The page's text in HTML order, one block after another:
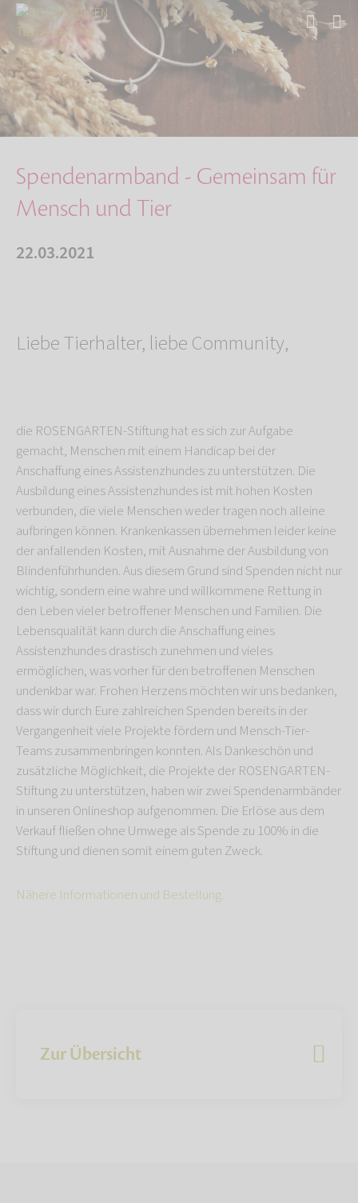
Start Über uns
Aktuelles
Spendenarmband - Gemeinsam für Mensch und Tie…
Spendenarmband - Gemeinsam für
Mensch und Tier
22.03.2021
Liebe Tierhalter, liebe Community,
die ROSENGARTEN-Stiftung hat es sich zur Aufgabe
gemacht, Menschen mit einem Handicap bei der
Anschaffung eines Assistenzhundes zu unterstützen. Die
Ausbildung eines Assistenzhundes ist mit hohen Kosten
verbunden, die viele Menschen weder tragen noch alleine
aufbringen können. Krankenkassen übernehmen leider keine
der anfallenden Kosten, mit Ausnahme der Ausbildung von
Blindenführhunden. Aus diesem Grund sind Spenden nicht nur
wichtig, sondern eine wahre und willkommene Rettung in
den Leben vieler betroffener Menschen und Familien. Die
Lebensqualität kann durch die Anschaffung eines
Assistenzhundes drastisch zunehmen und vieles
ermöglichen, was vorher für den betroffenen Menschen
undenkbar war. Frohen Herzens möchten wir uns bedanken,
dass wir durch Eure zahlreichen Spenden bereits in der
Vergangenheit viele Projekte fördern und Mensch-Tier-
Teams zusammenbringen konnten. Als Dankeschön und
zusätzliche Möglichkeit, die Projekte der ROSENGARTEN-
Stiftung zu unterstützen, haben wir zwei Spendenarmbänder
in unseren Onlineshop aufgenommen. Die Erlöse aus dem
Verkauf fließen ohne Umwege als Spende zu 100% in die
Stiftung und dienen somit einem guten Zweck.
Nähere Informationen und Bestellung.
Zur Übersicht